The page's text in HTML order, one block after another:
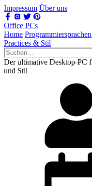
Impressum Über uns
Office PCs
Home Programmiersprachen
Practices & Stil
Der ultimative Desktop-PC
und Stil